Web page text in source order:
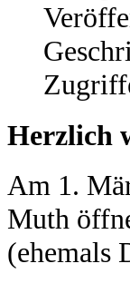
Herzlich
Am 1.
Muth
(ehemals